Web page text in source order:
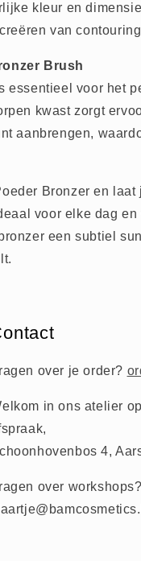
kleur en
van
Brush
essentieel voor het
kwast zorgt
aanbrengen,
Bronzer en laat
voor elke dag
een subtiel
over je order?
in ons atelier
4,
over workshops?